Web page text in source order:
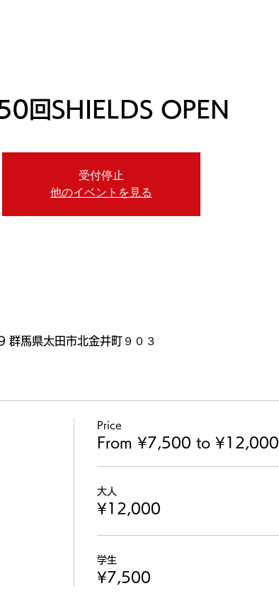
回SHIELDS OPEN
受付停止
他のイベントを見る
馬県太田市北金井町９０３
Price
From ¥7,500 to ¥12,000
大人
¥12,000
学生
¥7,500